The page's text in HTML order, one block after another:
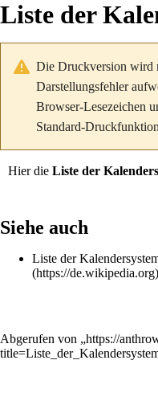
Liste der
Die Druckversion wird
Darstellungsfehler
Browser-Lesezeichen
Standard-
Hier die Liste der
Siehe auch
Liste der
Abgerufen von „https://